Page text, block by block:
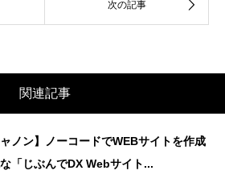
関連記事
ャノン】ノーコードでWEBサイトを作成
「じぶんでDX Webサイト...